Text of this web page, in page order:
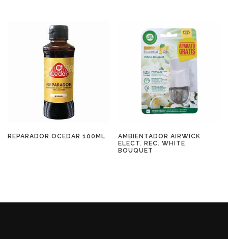
REPARADOR OCEDAR 100ML
AMBIENTADOR AIRWICK
ELECT. REC. WHITE
BOUQUET